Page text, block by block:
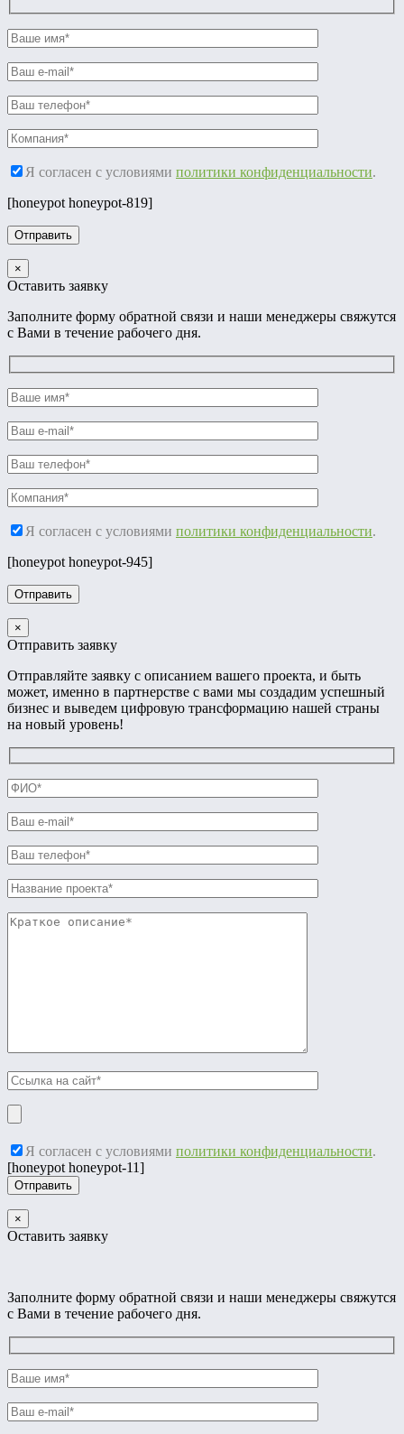
Я согласен с условиями политики конфиденциальности.
[honeypot honeypot-819]
×
Оставить заявку
Заполните форму обратной связи и наши менеджеры свяжутся
с Вами в течение рабочего дня.
Я согласен с условиями политики конфиденциальности.
[honeypot honeypot-945]
×
Отправить заявку
Отправляйте заявку с описанием вашего проекта, и быть
может, именно в партнерстве с вами мы создадим успешный
бизнес и выведем цифровую трансформацию нашей страны
на новый уровень!
Я согласен с условиями политики конфиденциальности.
[honeypot honeypot-11]
×
Оставить заявку
Заполните форму обратной связи и наши менеджеры свяжутся
с Вами в течение рабочего дня.